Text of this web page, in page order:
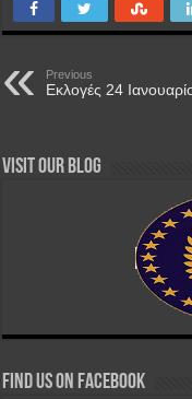
Previous
Εκλογές 24
Visit our Blog
Find us on Facebook